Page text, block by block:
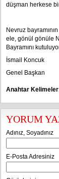
düşman herkese
Nevruz
ele, gönül gönüle
Bayramını
İsmail Koncuk
Genel Başkan
Anahtar
YORUM
Adınız, Soyadınız
E-Posta Adresiniz